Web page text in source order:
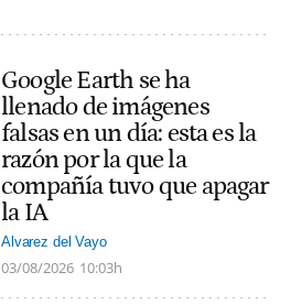
Google Earth se ha
llenado de imágenes
falsas en un día: esta es la
razón por la que la
compañía tuvo que apagar
la IA
Alvarez del Vayo
03/08/2026 10:03h